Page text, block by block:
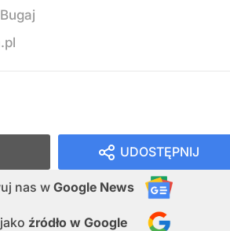
UDOSTĘPNIJ
nas w Google News
źródło w Google